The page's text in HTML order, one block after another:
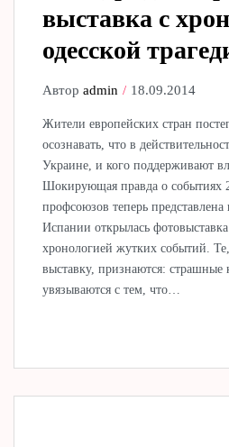
выставка с
одесской
Авторadmin 18.09.2014
Жители европейских стран
осознавать, что в
Украине, и кого поддерживают
Шокирующая правда о событиях
профсоюзов теперь
Испании открылась
хронологией жутких событий.
выставку, признаются: страшные
увязываются с тем, что…